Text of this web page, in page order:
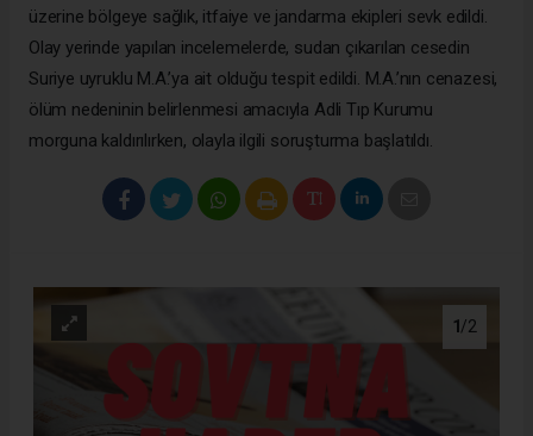
üzerine bölgeye sağlık, itfaiye ve jandarma ekipleri sevk edildi.
Olay yerinde yapılan incelemelerde, sudan çıkarılan cesedin
Suriye uyruklu M.A.’ya ait olduğu tespit edildi. M.A.’nın cenazesi,
ölüm nedeninin belirlenmesi amacıyla Adli Tıp Kurumu
morguna kaldırılırken, olayla ilgili soruşturma başlatıldı.
1 /2